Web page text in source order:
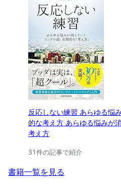
反応しない練習 あらゆる悩
的な考え方 あらゆる悩みが
考え方
31件の記事で紹介
書籍一覧を見る